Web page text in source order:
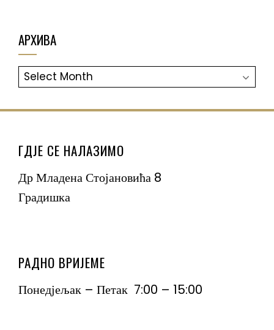
АРХИВА
АРХИВА
ГДЈЕ СЕ НАЛАЗИМО
Др Младена Стојановића 8
Градишка
РАДНО ВРИЈЕМЕ
Понедјељак – Петак 7:00 – 15:00